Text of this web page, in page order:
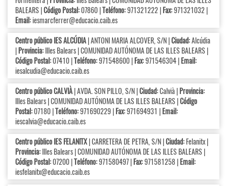
BALEARS |Código Postal:07860 |Teléfono:971321222 |Fax:971321032 |
Email:iesmarcferrer@educacio.caib.es
Centro público IES ALCÚDIA| ANTONI MARIA ALCOVER, S/N |Ciudad:Alcúdia
|Provincia:Illes Balears | COMUNIDAD AUTÓNOMA DE LAS ILLES BALEARS |
Código Postal:07410 |Teléfono:971548600 |Fax:971546304 |Email:
iesalcudia@educacio.caib.es
Centro público CALVIÀ| AVDA. SON PILLO, S/N |Ciudad:Calvià |Provincia:
Illes Balears | COMUNIDAD AUTÓNOMA DE LAS ILLES BALEARS |Código
Postal:07180 |Teléfono:971690229 |Fax:971694931 |Email:
iescalvia@educacio.caib.es
Centro público IES FELANITX| CARRETERA DE PETRA, S/N |Ciudad:Felanitx |
Provincia:Illes Balears | COMUNIDAD AUTÓNOMA DE LAS ILLES BALEARS |
Código Postal:07200 |Teléfono:971580497 |Fax:971581258 |Email:
iesfelanitx@educacio.caib.es